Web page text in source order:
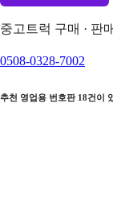
중고트럭 구매 · 판
0508-0328-7002
추천 영업용 번호판 18건이